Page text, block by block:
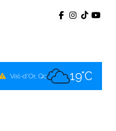
Val-d'Or, Qc 19°C